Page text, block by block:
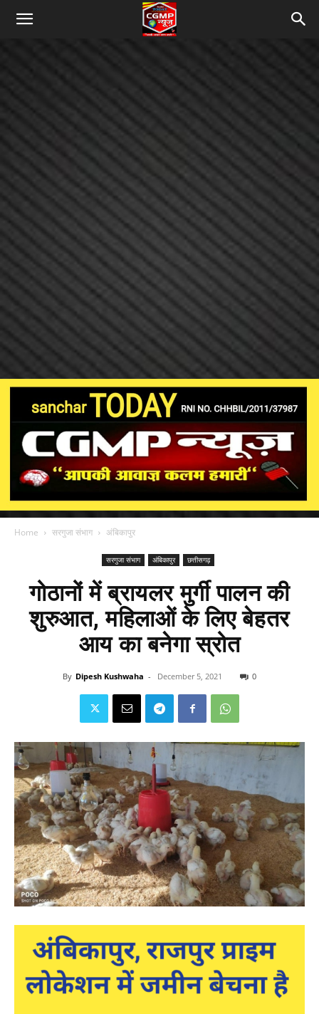
Home सरगुजा संभाग अंबिकापुर
सरगुजा संभाग अंबिकापुर छत्तीसगढ़
गोठानों में ब्रायलर मुर्गी पालन की
शुरुआत, महिलाओं के लिए बेहतर
आय का बनेगा स्रोत
By Dipesh Kushwaha - December 5, 2021 0